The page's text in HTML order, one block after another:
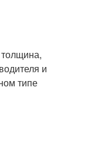
толщина,
и
типе